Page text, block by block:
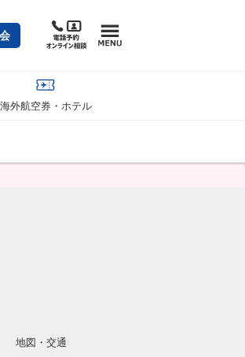
海外航空券・ホテル
地図・交通